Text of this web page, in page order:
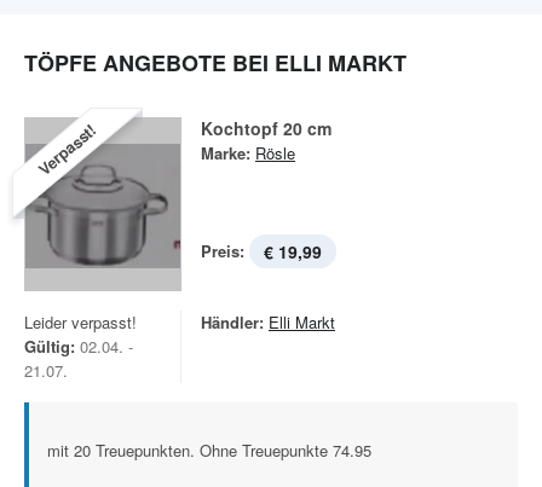
TÖPFE ANGEBOTE BEI ELLI MARKT
Verpasst! Kochtopf 20 cm
Marke: Rösle
Preis: € 19,99
Leider verpasst!
Gültig: 02.04. -
21.07.
Händler: Elli Markt
mit 20 Treuepunkten. Ohne Treuepunkte 74.95